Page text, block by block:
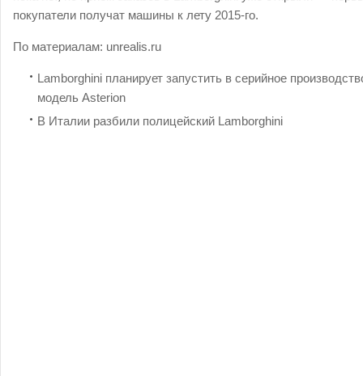
покупатели получат машины к лету 2015-го.
По материалам: unrealis.ru
Lamborghini планирует запустить в серийное
модель Asterion
В Италии разбили полицейский Lamborghini